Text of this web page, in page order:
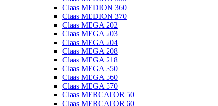
Claas MEDION 360
Claas MEDION 370
Claas MEGA 202
Claas MEGA 203
Claas MEGA 204
Claas MEGA 208
Claas MEGA 218
Claas MEGA 350
Claas MEGA 360
Claas MEGA 370
Claas MERCATOR 50
Claas MERCATOR 60